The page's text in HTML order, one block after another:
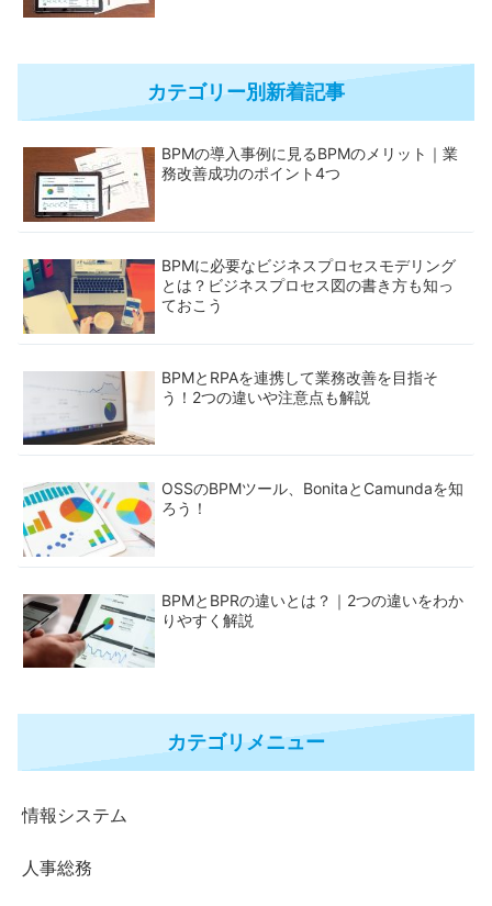
カテゴリー別新着記事
BPMの導入事例に見るBPMのメリット｜業
務改善成功のポイント4つ
BPMに必要なビジネスプロセスモデリング
とは？ビジネスプロセス図の書き方も知っ
ておこう
BPMとRPAを連携して業務改善を目指そ
う！2つの違いや注意点も解説
OSSのBPMツール、BonitaとCamundaを知
ろう！
BPMとBPRの違いとは？｜2つの違いをわか
りやすく解説
カテゴリメニュー
情報システム
人事総務